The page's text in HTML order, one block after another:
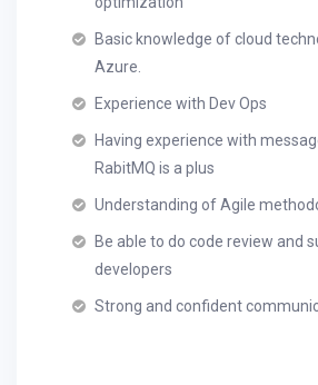
Basic knowledge of cloud
Azure.
Experience with Dev Ops
Having experience with
RabitMQ is a plus
Understanding of Agile
Be able to do code review and
developers
Strong and confident